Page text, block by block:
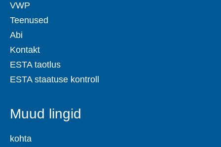
VWP
Teenused
Abi
Kontakt
ESTA taotlus
ESTA staatuse kontroll
Muud lingid
kohta